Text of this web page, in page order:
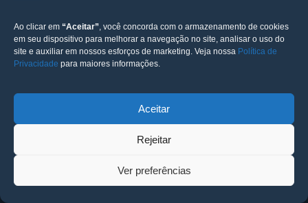
Ao clicar em “Aceitar” , você concorda com o armazenamento de cookies
em seu dispositivo para melhorar a navegação no site, analisar o uso do
site e auxiliar em nossos esforços de marketing. Veja nossa Política de
Privacidade para maiores informações.
Aceitar
Rejeitar
Ver preferências